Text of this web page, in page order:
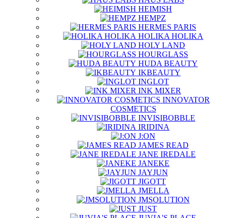
HEIMISH
HEMPZ
HERMES PARIS
HOLIKA HOLIKA
HOLY LAND
HOURGLASS
HUDA BEAUTY
IKBEAUTY
INGLOT
INK MIXER
INNOVATOR
COSMETICS
INVISIBOBBLE
IRIDINA
J:ON
JAMES READ
JANE IREDALE
JANEKE
JAYJUN
JIGOTT
JMELLA
JMSOLUTION
JUST